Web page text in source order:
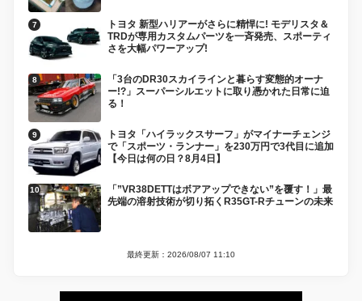
トヨタ 新型ハリアーがさらに精悍に! モデリスタ＆
TRDが専用カスタムパーツを一斉発売、スポーティ
さを大幅パワーアップ!
「3台のDR30スカイラインと暮らす変態的オーナ
ー!?」スーパーシルエットに取り憑かれた日常に迫
る！
トヨタ「ハイラックスサーフ」がマイナーチェンジ
で「スポーツ・ランナー」を230万円で3代目に追加
【今日は何の日？8月4日】
「”VR38DETTはボアアップできない”を覆す！」最
先端の溶射技術が切り拓くR35GT-Rチューンの未来
最終更新：2026/08/07 11:10